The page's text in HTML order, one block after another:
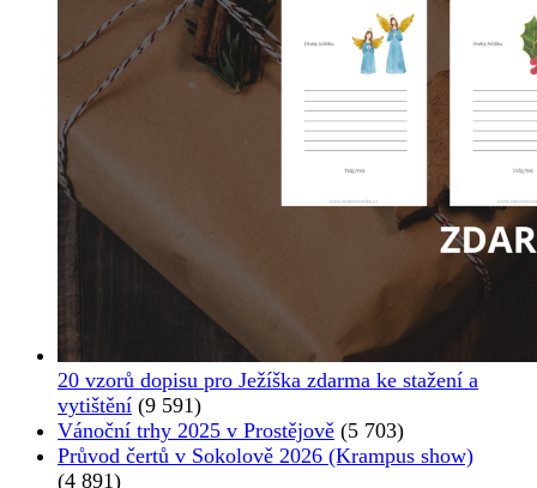
20 vzorů dopisu pro Ježíška zdarma ke stažení a
vytištění (9 591)
Vánoční trhy 2025 v Prostějově (5 703)
Průvod čertů v Sokolově 2026 (Krampus show)
(4 891)